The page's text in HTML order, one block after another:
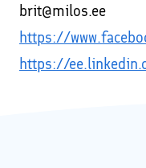
brit@milos.ee
https://
https://